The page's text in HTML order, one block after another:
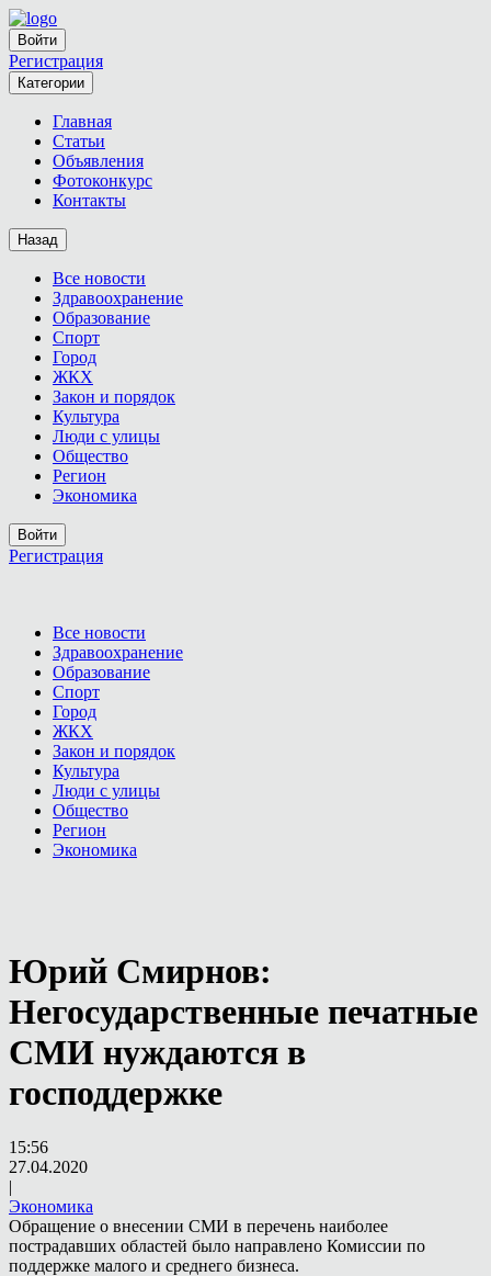
Войти
Регистрация
Категории
Главная
Статьи
Объявления
Фотоконкурс
Контакты
Назад
Все новости
Здравоохранение
Образование
Спорт
Город
ЖКХ
Закон и порядок
Культура
Люди с улицы
Общество
Регион
Экономика
Войти
Регистрация
Все новости
Здравоохранение
Образование
Спорт
Город
ЖКХ
Закон и порядок
Культура
Люди с улицы
Общество
Регион
Экономика
Юрий Смирнов:
Негосударственные печатные
СМИ нуждаются в
господдержке
15:56
27.04.2020
|
Экономика
Обращение о внесении СМИ в перечень наиболее
пострадавших областей было направлено Комиссии по
поддержке малого и среднего бизнеса.